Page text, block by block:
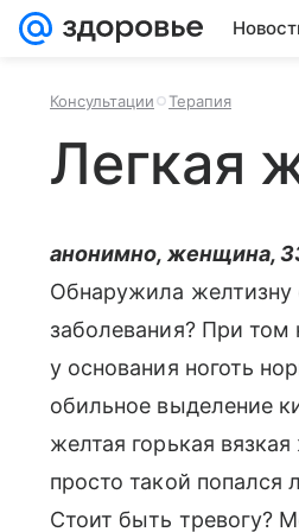
Консультации Терапия
Легкая
анонимно, женщина,
Обнаружила желтизну
заболевания? При
у основания ноготь
обильное выделение
желтая горькая
просто такой попался
Стоит быть тревогу?